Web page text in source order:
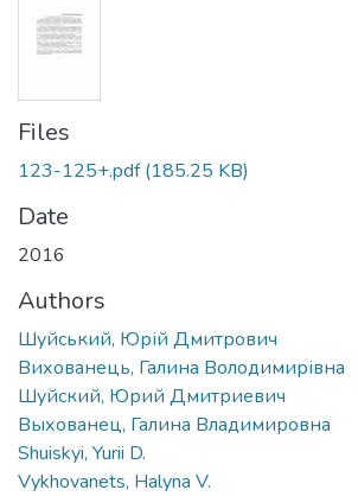
Files
123-125+.pdf(185.25 KB)
Date
2016
Authors
Шуйський, Юрій Дмитрович
Вихованець, Галина Володимирівна
Шуйский, Юрий Дмитриевич
Выхованец, Галина Владимировна
Shuiskyi, Yurii D.
Vykhovanets, Halyna V.